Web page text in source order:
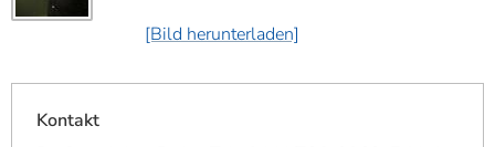
[Bild herunterladen]
Kontakt